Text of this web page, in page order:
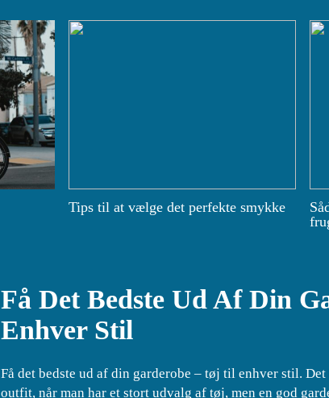
Tips til at vælge det perfekte smykke
Få Det Bedste Ud Af Din
Enhver Stil
Få det bedste ud af din garderobe – tøj til enhver stil.
outfit, når man har et stort udvalg af tøj, men en god